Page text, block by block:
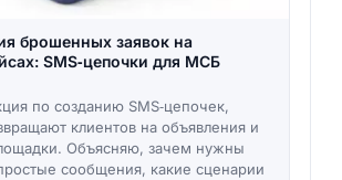
брошенных заявок на
SMS‑цепочки для МСБ
по созданию SMS‑цепочек,
клиентов на объявления и
Объясняю, зачем нужны
сообщения, какие сценарии